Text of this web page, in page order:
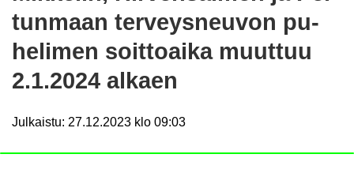
tun­maan ter­veys­neu­von pu­
he­li­men soit­toai­ka muut­tuu
2.1.2024 al­kaen
Julkaistu: 27.12.2023 klo 09:03